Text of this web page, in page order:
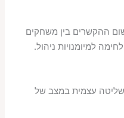
ההקשרים בין משחקים
למיומנויות ניהול.
עצמית במצב של